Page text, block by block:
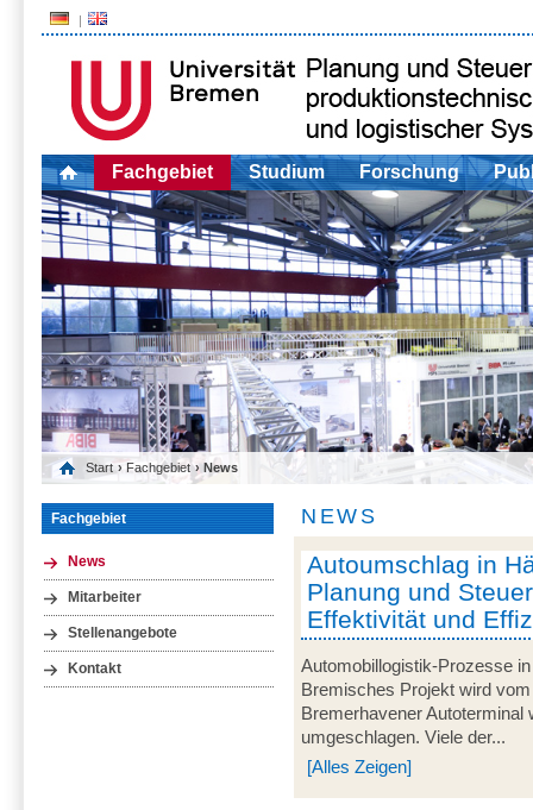
Fachgebiet Studium Forschung
Start › Fachgebiet › News
Fachgebiet
News
Mitarbeiter
Stellenangebote
Kontakt
NEWS
Autoumschlag in
Planung und
Effektivität und
Automobillogistik-Prozesse
Bremisches Projekt wird
Bremerhavener Autoterminal
umgeschlagen. Viele der...
[Alles Zeigen]